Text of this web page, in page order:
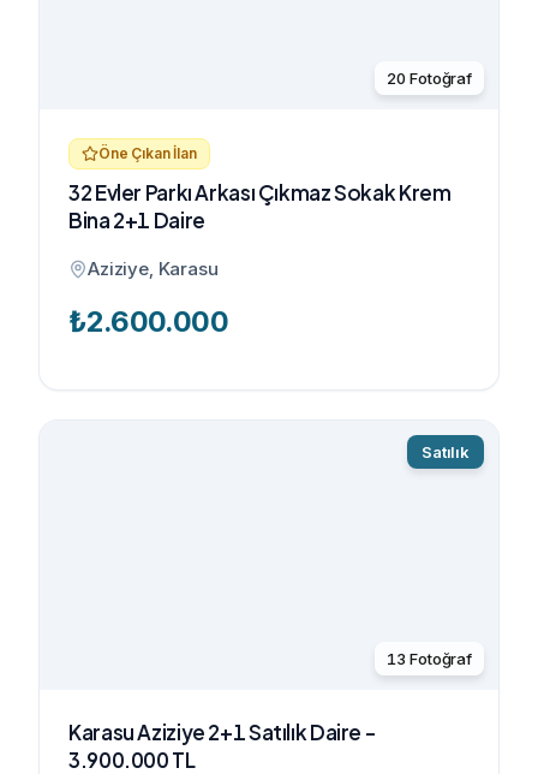
20 Fotoğraf
Öne Çıkan İlan
32 Evler Parkı Arkası Çıkmaz Sokak Krem
Bina 2+1 Daire
Aziziye, Karasu
₺2.600.000
Satılık
13 Fotoğraf
Karasu Aziziye 2+1 Satılık Daire -
3.900.000 TL